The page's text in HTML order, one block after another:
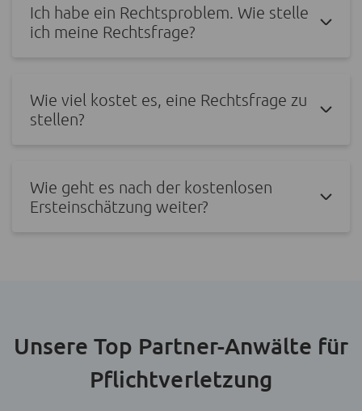
Ich habe ein Rechtsproblem. Wie stelle
ich meine Rechtsfrage?
Wie viel kostet es, eine Rechtsfrage zu
stellen?
Wie geht es nach der kostenlosen
Ersteinschätzung weiter?
Unsere Top Partner-Anwälte für
Pflichtverletzung